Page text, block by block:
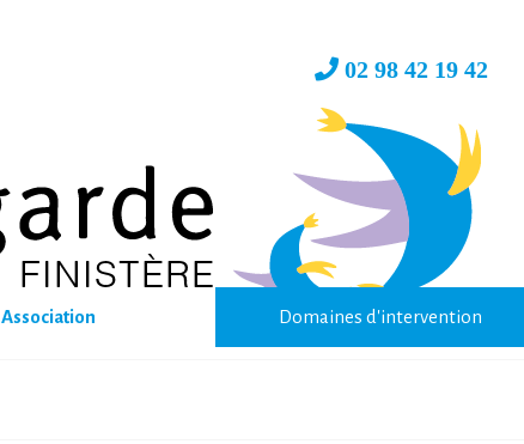
02 98 42 19 42
Association Domaines d'intervention